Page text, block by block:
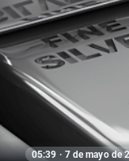
05:39 · 7 de mayo de